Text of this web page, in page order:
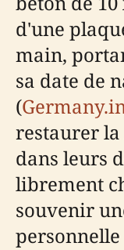
d'une
main,
sa date de
(
restaurer
dans leurs
librement
souvenir